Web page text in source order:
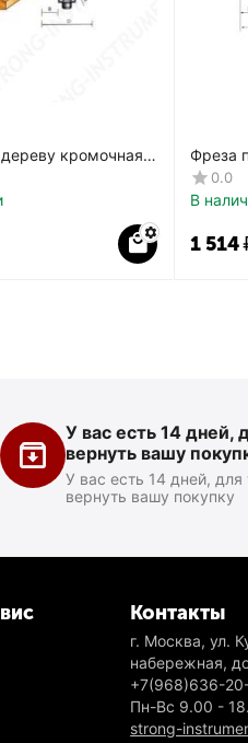
кромочная
2030
Фреза
0.0
В
1 514
У вас есть 14 дней,
вернуть вашу
У вас есть 14 дней, для
вернуть вашу покупку
Контакты
г. Москва, ул.
набережная,
+7(968)636-
Пн-Вс 9.00 -
strong-